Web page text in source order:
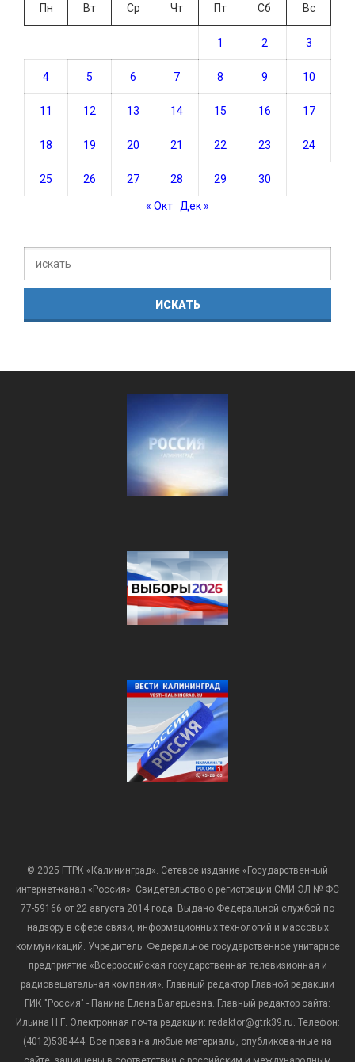
Пн
Вт Ср Чт Пт Сб Вс
1 2 3
4 5 6 7 8 9 10
11 12 13 14 15 16 17
18 19 20 21 22 23 24
25 26 27 28 29 30
« Окт Дек »
© 2025 ГТРК «Калининград». Сетевое издание «Государственный
интернет-канал «Россия». Свидетельство о регистрации СМИ ЭЛ № ФС
77-59166 от 22 августа 2014 года. Выдано Федеральной службой по
надзору в сфере связи, информационных технологий и массовых
коммуникаций. Учредитель: Федеральное государственное унитарное
предприятие «Всероссийская государственная телевизионная и
радиовещательная компания». Главный редактор Главной редакции
ГИК "Россия" - Панина Елена Валерьевна. Главный редактор сайта:
Ильина Н.Г. Электронная почта редакции: redaktor@gtrk39.ru. Телефон:
(4012)538444. Все права на любые материалы, опубликованные на